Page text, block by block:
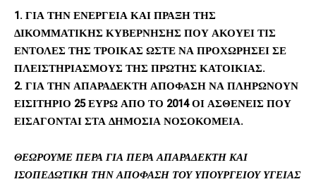
1. ΓΙΑ ΤΗΝ ΕΝΕΡΓΕΙΑ ΚΑΙ ΠΡΑΞΗ ΤΗΣ
ΔΙΚΟΜΜΑΤΙΚΗΣ ΚΥΒΕΡΝΗΣΗΣ ΠΟΥ ΑΚΟΥΕΙ ΤΙΣ
ΕΝΤΟΛΕΣ ΤΗΣ ΤΡΟΙΚΑΣ ΩΣΤΕ ΝΑ ΠΡΟΧΩΡΗΣΕΙ ΣΕ
ΠΛΕΙΣΤΗΡΙΑΣΜΟΥΣ ΤΗΣ ΠΡΩΤΗΣ ΚΑΤΟΙΚΙΑΣ.
2. ΓΙΑ ΤΗΝ ΑΠΑΡΑΔΕΚΤΗ ΑΠΟΦΑΣΗ ΝΑ ΠΛΗΡΩΝΟΥΝ
ΕΙΣΙΤΗΡΙΟ 25 ΕΥΡΩ ΑΠΟ ΤΟ 2014 ΟΙ ΑΣΘΕΝΕΙΣ ΠΟΥ
ΕΙΣΑΓΟΝΤΑΙ ΣΤΑ ΔΗΜΟΣΙΑ ΝΟΣΟΚΟΜΕΙΑ.
ΘΕΩΡΟΥΜΕ ΠΕΡΑ ΓΙΑ ΠΕΡΑ ΑΠΑΡΑΔΕΚΤΗ ΚΑΙ
ΙΣΟΠΕΔΩΤΙΚΗ ΤΗΝ ΑΠΟΦΑΣΗ ΤΟΥ ΥΠΟΥΡΓΕΙΟΥ ΥΓΕΙΑΣ